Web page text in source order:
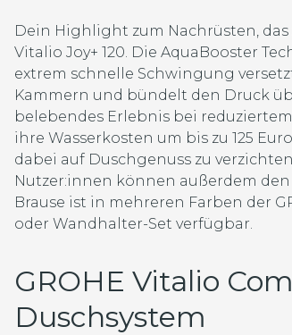
Dein Highlight zum Nachrüsten, das
Vitalio Joy+ 120. Die AquaBooster
extrem schnelle Schwingung
Kammern und bündelt den Druck
belebendes Erlebnis bei
ihre Wasserkosten um bis zu 125
dabei auf Duschgenuss zu
Nutzer:innen können außerdem
Brause ist in mehreren Farben der
oder Wandhalter-Set verfügbar.
GROHE Vitalio
Duschsystem